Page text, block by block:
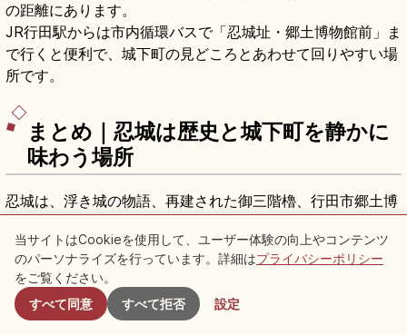
の距離にあります。
JR行田駅からは市内循環バスで「忍城址・郷土博物館前」ま
で行くと便利で、城下町の見どころとあわせて回りやすい場
所です。
まとめ｜忍城は歴史と城下町を静かに
味わう場所
忍城は、浮き城の物語、再建された御三階櫓、行田市郷土博
ットです。
派手な観光だけを求めるより、水辺を歩き、展示を読み、城
下町の記憶を少しずつ重ねる旅に向いています。
開館日、料金、館内ルール、臨時休館などは変わる場合があ
付近のスポット
当サイトはCookieを使用して、ユーザー体験の向上やコンテンツ
のパーソナライズを行っています。詳細はプライバシーポリシー
をご覧ください。
すべて同意
すべて拒否 設定